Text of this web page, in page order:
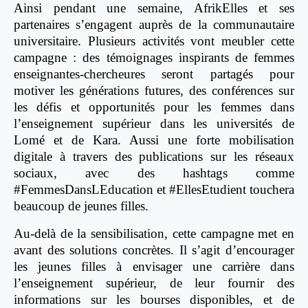
Ainsi pendant une semaine, AfrikElles et ses
partenaires s’engagent auprès de la communautaire
universitaire. Plusieurs activités vont meubler cette
campagne : des témoignages inspirants de femmes
enseignantes-chercheures seront partagés pour
motiver les générations futures, des conférences sur
les défis et opportunités pour les femmes dans
l’enseignement supérieur dans les universités de
Lomé et de Kara. Aussi une forte mobilisation
digitale à travers des publications sur les réseaux
sociaux, avec des hashtags comme
#FemmesDansLEducation et #EllesEtudient touchera
beaucoup de jeunes filles.
Au-delà de la sensibilisation, cette campagne met en
avant des solutions concrètes. Il s’agit d’encourager
les jeunes filles à envisager une carrière dans
l’enseignement supérieur, de leur fournir des
informations sur les bourses disponibles, et de